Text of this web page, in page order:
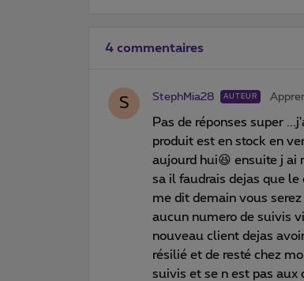
4 commentaires
S StephMia28 AUTEUR
Pas de réponses super
produit est en stock en
aujourd hui😆 ensuite j ai
sa il faudrais dejas que le
me dit demain vous
aucun numero de suivis
nouveau client dejas
résilié et de resté chez
suivis et se n est pas aux